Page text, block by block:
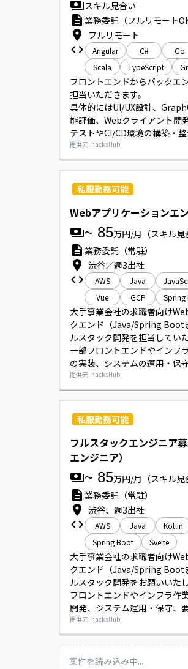
スキル見合い
業務委託（フルリモートOK
フルリモート
Angular C# Go
Scala
TypeScript
フロントエンドからバックエ
担当いただきます。
具体的にはUI/UX設計、
能評価、Webクライアント開
テストやCI/CD環境の構築・
ング／モニタリング設定、シ
いただきます。
リードエンジニアとして技術
ます。
提供元: hacksHub
私服勤務可能
Webアプリケーションエ
~ 85万円/月 （スキル見
業務委託（常駐）
渋谷／週3出社
AWS Java
Vue
GCP
大手事業会社の求職者向け
クエンド（Java/Spring Boot
ルスタック開発を担当してい
一部フロントエンドやインフ
の実装、システムの運用・保
上流工程、リスク分析やテス
っていただきます。
提供元: hacksHub
私服勤務可能
フルスタックエンジニア
エンジニア）
~ 85万円/月 （スキル見
業務委託（常駐）
渋谷、週3出社
AWS Java Kotlin
Spring Boot
Svelte
大手事業会社の求職者向け
クエンド（Java/Spring Boot
ルスタック開発をお願いいたし
フロントエンドやインフラ作
開発、システム運用・保守、
工程、並びにリスク分析やテ
いただきます。
提供元: hacksHub
案件を読み込み中...